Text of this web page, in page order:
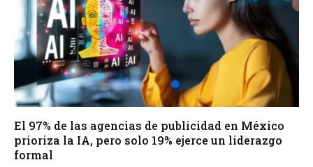
El 97% de las agencias de publicidad en México
prioriza la IA, pero solo 19% ejerce un liderazgo
formal